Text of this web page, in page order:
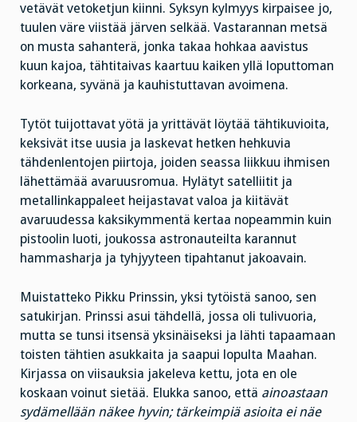
vetävät vetoketjun kiinni. Syksyn kylmyys kirpaisee jo,
tuulen väre viistää järven selkää. Vastarannan metsä
on musta sahanterä, jonka takaa hohkaa aavistus
kuun kajoa, tähtitaivas kaartuu kaiken yllä loputtoman
korkeana, syvänä ja kauhistuttavan avoimena.
Tytöt tuijottavat yötä ja yrittävät löytää tähtikuvioita,
keksivät itse uusia ja laskevat hetken hehkuvia
tähdenlentojen piirtoja, joiden seassa liikkuu ihmisen
lähettämää avaruusromua. Hylätyt satelliitit ja
metallinkappaleet heijastavat valoa ja kiitävät
avaruudessa kaksikymmentä kertaa nopeammin kuin
pistoolin luoti, joukossa astronauteilta karannut
hammasharja ja tyhjyyteen tipahtanut jakoavain.
Muistatteko Pikku Prinssin, yksi tytöistä sanoo, sen
satukirjan. Prinssi asui tähdellä, jossa oli tulivuoria,
mutta se tunsi itsensä yksinäiseksi ja lähti tapaamaan
toisten tähtien asukkaita ja saapui lopulta Maahan.
Kirjassa on viisauksia jakeleva kettu, jota en ole
koskaan voinut sietää. Elukka sanoo, että ainoastaan
sydämellään näkee hyvin; tärkeimpiä asioita ei näe